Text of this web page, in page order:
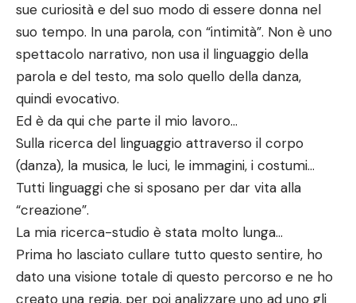
sue curiosità e del suo modo di essere donna nel
suo tempo. In una parola, con “intimità”. Non è uno
spettacolo narrativo, non usa il linguaggio della
parola e del testo, ma solo quello della danza,
quindi evocativo.
Ed è da qui che parte il mio lavoro…
Sulla ricerca del linguaggio attraverso il corpo
(danza), la musica, le luci, le immagini, i costumi…
Tutti linguaggi che si sposano per dar vita alla
“creazione”.
La mia ricerca-studio è stata molto lunga…
Prima ho lasciato cullare tutto questo sentire, ho
dato una visione totale di questo percorso e ne ho
creato una regia, per poi analizzare uno ad uno gli